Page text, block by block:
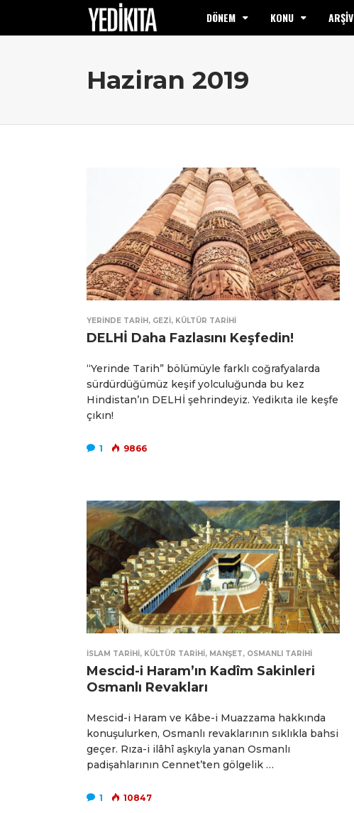
DÖNEM KONU ARŞİV
Haziran 2019
YERINDE TARIH, GEZI, KÜLTÜR TARIHI
DELHİ Daha Fazlasını Keşfedin!
“Yerinde Tarih” bölümüyle farklı coğrafyalarda
sürdürdüğümüz keşif yolculuğunda bu kez
Hindistan’ın DELHİ şehrindeyiz. Yedikıta ile keşfe
çıkın!
1 9866
İSLAM TARIHI, KÜLTÜR TARIHI, MANŞET, OSMANLI TARIHI
Mescid-i Haram’ın Kadîm Sakinleri
Osmanlı Revakları
Mescid-i Haram ve Kâbe-i Muazzama hakkında
konuşulurken, Osmanlı revaklarının sıklıkla bahsi
geçer. Rıza-i ilâhî aşkıyla yanan Osmanlı
padişahlarının Cennet’ten gölgelik …
1 10847